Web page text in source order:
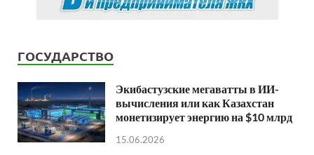
ГОСУДАРСТВО
Экибастузские мегаватты в ИИ-
вычисления или как Казахстан
монетизирует энергию на $10 млрд
15.06.2026